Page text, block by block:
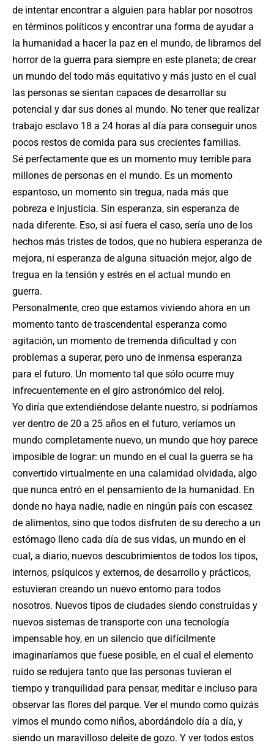
de intentar encontrar a alguien para hablar por nosotros
en términos políticos y encontrar una forma de ayudar a
la humanidad a hacer la paz en el mundo, de librarnos del
horror de la guerra para siempre en este planeta; de crear
un mundo del todo más equitativo y más justo en el cual
las personas se sientan capaces de desarrollar su
potencial y dar sus dones al mundo. No tener que realizar
trabajo esclavo 18 a 24 horas al día para conseguir unos
pocos restos de comida para sus crecientes familias.
Sé perfectamente que es un momento muy terrible para
millones de personas en el mundo. Es un momento
espantoso, un momento sin tregua, nada más que
pobreza e injusticia. Sin esperanza, sin esperanza de
nada diferente. Eso, si así fuera el caso, sería uno de los
hechos más tristes de todos, que no hubiera esperanza de
mejora, ni esperanza de alguna situación mejor, algo de
tregua en la tensión y estrés en el actual mundo en
guerra.
Personalmente, creo que estamos viviendo ahora en un
momento tanto de trascendental esperanza como
agitación, un momento de tremenda dificultad y con
problemas a superar, pero uno de inmensa esperanza
para el futuro. Un momento tal que sólo ocurre muy
infrecuentemente en el giro astronómico del reloj.
Yo diría que extendiéndose delante nuestro, si podríamos
ver dentro de 20 a 25 años en el futuro, veríamos un
mundo completamente nuevo, un mundo que hoy parece
imposible de lograr: un mundo en el cual la guerra se ha
convertido virtualmente en una calamidad olvidada, algo
que nunca entró en el pensamiento de la humanidad. En
donde no haya nadie, nadie en ningún país con escasez
de alimentos, sino que todos disfruten de su derecho a un
estómago lleno cada día de sus vidas, un mundo en el
cual, a diario, nuevos descubrimientos de todos los tipos,
internos, psíquicos y externos, de desarrollo y prácticos,
estuvieran creando un nuevo entorno para todos
nosotros. Nuevos tipos de ciudades siendo construidas y
nuevos sistemas de transporte con una tecnología
impensable hoy, en un silencio que difícilmente
imaginaríamos que fuese posible, en el cual el elemento
ruido se redujera tanto que las personas tuvieran el
tiempo y tranquilidad para pensar, meditar e incluso para
observar las flores del parque. Ver el mundo como quizás
vimos el mundo como niños, abordándolo día a día, y
siendo un maravilloso deleite de gozo. Y ver todos estos